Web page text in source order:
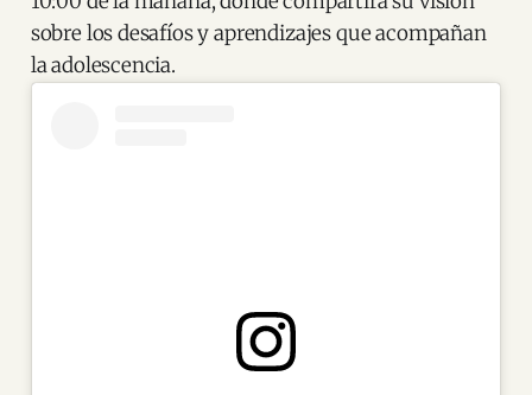
sobre los desafíos y aprendizajes que acompañan
la adolescencia.